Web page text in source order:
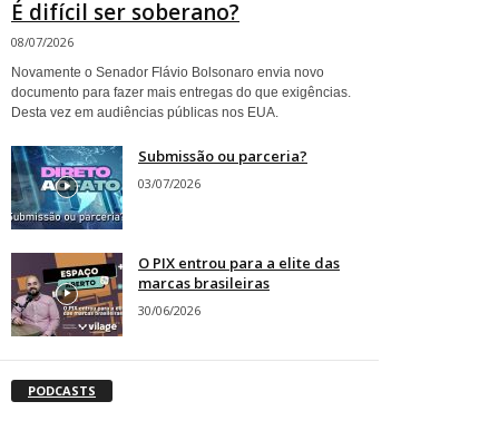
É difícil ser soberano?
08/07/2026
Novamente o Senador Flávio Bolsonaro envia novo
documento para fazer mais entregas do que exigências.
Desta vez em audiências públicas nos EUA.
Submissão ou parceria?
03/07/2026
O PIX entrou para a elite das
marcas brasileiras
30/06/2026
PODCASTS